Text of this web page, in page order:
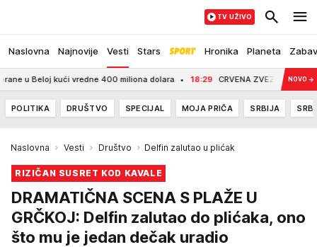
Naslovna Najnovije Vesti Stars Hronika Planeta
TV UŽIVO
Beloj kući vredne 400 miliona dolara 18:29 CRVENA ZVEZDA OSTAJENOVO →
POLITIKA DRUŠTVO SPECIJAL MOJA PRIČA SRBIJA
Naslovna Vesti Društvo Delfin zalutao u plićak
RIZIČAN SUSRET KOD KAVALE
DRAMATIČNA SCENA S PLAŽE U
GRČKOJ: Delfin zalutao do plićaka, ono
što mu je jedan dečak uradio